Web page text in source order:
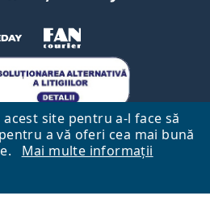
site pentru a-l face să
a vă oferi cea mai bună
Mai multe informații
Principală Mai sus